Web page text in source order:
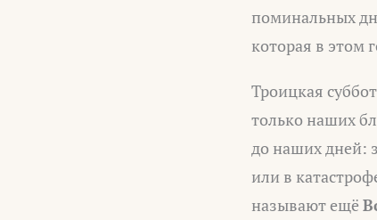
поминальных
которая в этом
Троицкая
только наших
до наших дней:
или в
называют ещё